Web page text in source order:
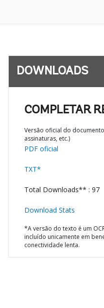
DOWNLOADS
COMPLETAR
Versão oficial do
assinaturas, etc.)
PDF oficial
TXT*
Total Downloads** : 97
Download Stats
*A versão do texto é um
incluído unicamente em
conectividade lenta.